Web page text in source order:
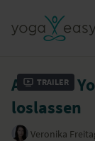
Trailer
Anusara
loslassen
Veronika